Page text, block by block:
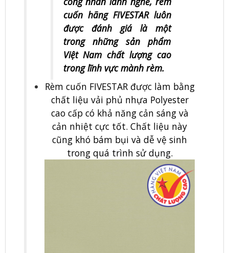
cuốn hãng FIVESTAR luôn
được đánh giá là một
trong những sản phẩm
Việt Nam chất lượng cao
trong lĩnh vực mành rèm.
Rèm cuốn FIVESTAR được làm bằng
chất liệu vải phủ nhựa Polyester
cao cấp có khả năng cản sáng và
cản nhiệt cực tốt. Chất liệu này
cũng khó bám bụi và dễ vệ sinh
trong quá trình sử dụng.